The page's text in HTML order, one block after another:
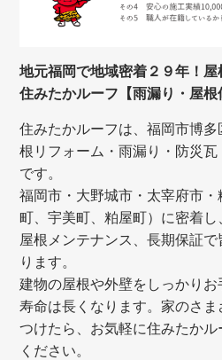
地元福岡で地域密着２９年！屋
住みたかルーフ【雨漏り・屋根
住みたかルーフは、福岡市博
根リフォーム・雨漏り・防災
です。
福岡市・大野城市・太宰府市
町、宇美町、粕屋町）に密着
屋根メンテナンス、長期保証
ります。
建物の屋根や外壁をしっかり
寿命は長くなります。家のさ
つけたら、お気軽に住みたか
ください。